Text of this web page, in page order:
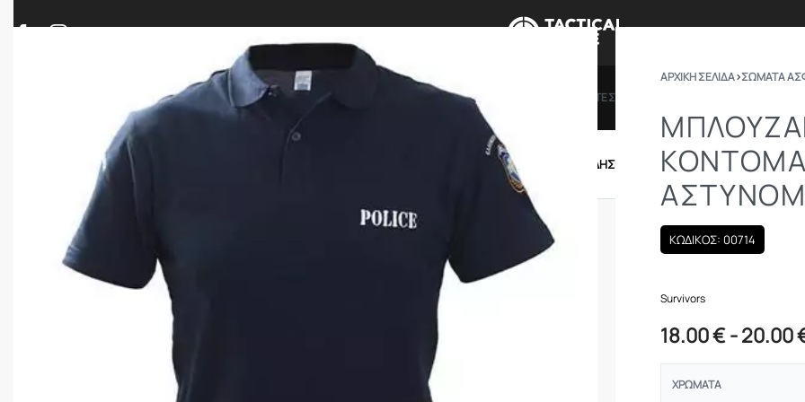
ΠΡΟΪΟΝΤΑ ΝΕΕΣ ΑΦΙΞΕΙΣ ΠΡΟΣΦΟΡΕΣ ΔΩΡΟΚΑΡΤΕΣ
ΟΠΛΑ – ΚΥΝΗΓΙ – ΣΚΟΠΟΒΟΛΗ ΕΝΔΥΣΗ – ΥΠΟΔΗΣΗ ΕΞΟΠΛΙΣΜΟΣ
ΑΡΧΙΚΉ ΣΕΛΊΔΑ›ΣΩΜΑΤΑ
ΚΩΔΙΚΟΣ: 00714
Survivors
18.00€ 20.00
ΧΡΏΜΑΤΑ